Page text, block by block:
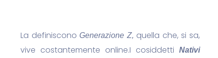
La definisconoGenerazione Z, quella che, si sa,
vive costantemente online.I cosiddetti
Nativi